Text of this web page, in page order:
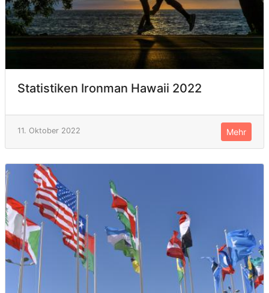
Statistiken Ironman Hawaii 2022
11. Oktober 2022 Mehr